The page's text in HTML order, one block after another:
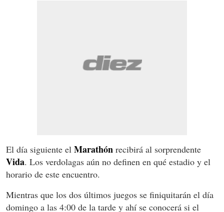
El día siguiente el Marathón recibirá al sorprendente
Vida. Los verdolagas aún no definen en qué estadio y el
horario de este encuentro.
Mientras que los dos últimos juegos se finiquitarán el día
domingo a las 4:00 de la tarde y ahí se conocerá si el